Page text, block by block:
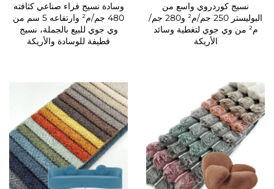
نسيج كوردروي واسع من
البوليستر 250 جم/م² و280 جم/
م² من وي جوي لتغطية وسائد
الأريكة
وسادة نسيج فراء صناعي كثافته
480 جم/م² وارتفاعه 5 سم من
وي جوي للبيع بالجملة، نسيج
قطيفة للوسادة والأريكة